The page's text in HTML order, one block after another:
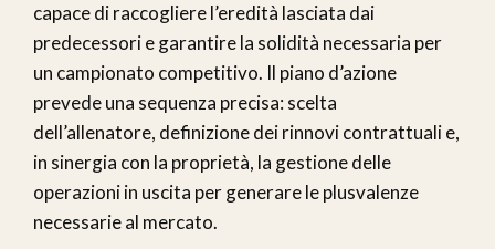
capace di raccogliere l’eredità lasciata dai
predecessori e garantire la solidità necessaria per
un campionato competitivo. Il piano d’azione
prevede una sequenza precisa: scelta
dell’allenatore, definizione dei rinnovi contrattuali e,
in sinergia con la proprietà, la gestione delle
operazioni in uscita per generare le plusvalenze
necessarie al mercato.